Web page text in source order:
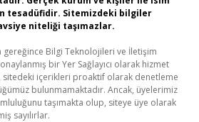
tesadüfidir. Sitemizdeki bilgiler
niteliği taşımazlar.
gereğince Bilgi Teknolojileri ve İletişim
bir Yer Sağlayıcı olarak hizmet
içerikleri proaktif olarak denetleme
bulunmamaktadır. Ancak, üyelerimiz
taşımakta olup, siteye üye olarak
sayılırlar.